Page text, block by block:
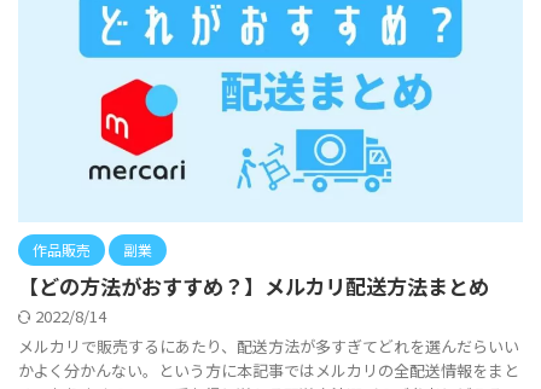
作品販売 副業
【どの方法がおすすめ？】メルカリ配送方法まとめ
2022/8/14
メルカリで販売するにあたり、配送方法が多すぎてどれを選んだらいい
かよく分かんない。という方に本記事ではメルカリの全配送情報をまと